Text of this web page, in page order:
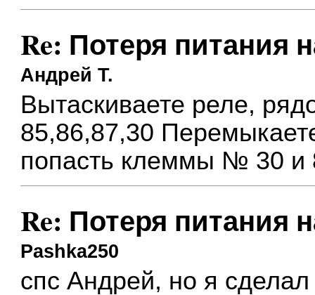
Re: Потеря питания
Андрей Т.
Вытаскиваете реле,
85,86,87,30
попасть клеммы № 30 и
Re: Потеря питания
Pashka250
спс Андрей, но я